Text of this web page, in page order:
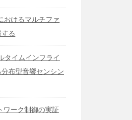
おけるマルチファ
る
タイムインフライ
布型音響センシン
ワーク制御の実証